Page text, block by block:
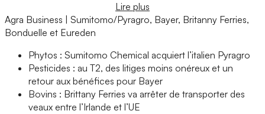
Lire plus
Agra Business | Sumitomo/Pyragro, Bayer, Britanny Ferries,
Bonduelle et Eureden
Phytos : Sumitomo Chemical acquiert l’italien Pyragro
Pesticides : au T2, des litiges moins onéreux et un
retour aux bénéfices pour Bayer
Bovins : Brittany Ferries va arrêter de transporter des
veaux entre l’Irlande et l’UE